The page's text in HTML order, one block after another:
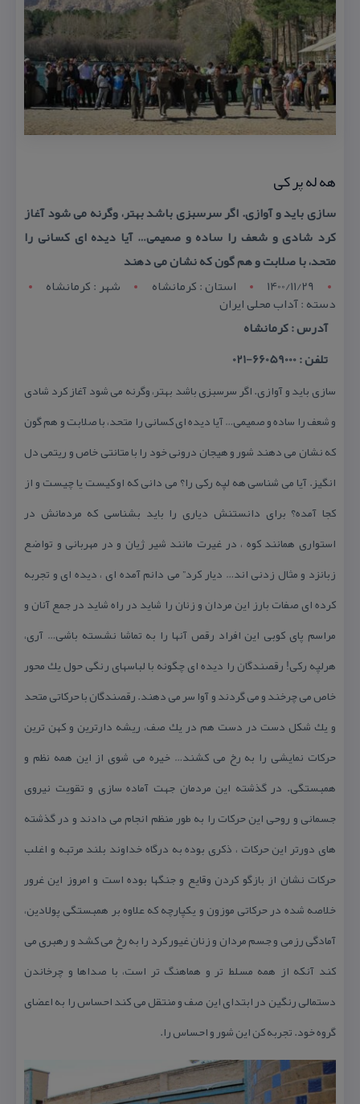
هه له پر كی
سازی باید و آوازی. اگر سرسبزی باشد بهتر، وگرنه می شود آغاز
كرد شادی و شعف را ساده و صمیمی… آیا دیده ای كسانی را
متحد، با صلابت و هم گون كه نشان می دهند
1400/11/29
استان : کرمانشاه شهر : کرمانشاه
دسته : آداب محلی ایران
آدرس : كرمانشاه
تلفن : 66059000-021
سازی باید و آوازی. اگر سرسبزی باشد بهتر، وگرنه می شود آغاز كرد شادی
و شعف را ساده و صمیمی… آیا دیده ای كسانی را متحد، با صلابت و هم گون
كه نشان می دهند شور و هیجان درونی خود را با متانتی خاص و ریتمی دل
انگیز. آیا می شناسی هه لپه ركی را؟ می دانی كه او كیست یا چیست و از
كجا آمده؟ برای دانستنش دیاری را باید بشناسی كه مردمانش در
استواری همانند كوه ، در غیرت مانند شیر ژیان و در مهربانی و تواضع
زبانزد و مثال زدنی اند… دیار كرد” می دانم آمده ای ، دیده ای و تجربه
كرده ای صفات بارز این مردان و زنان را شاید در راه شاید در جمع آنان و
مراسم پای كوبی این افراد رقص آنها را به تماشا نشسته باشی… آری،
هرلپه ركی! رقصندگان را دیده ای چگونه با لباسهای رنگی حول یك محور
خاص می چرخند و می گردند و آوا سر می دهند. رقصندگان با حركاتی متحد
و یك شكل دست در دست هم در یك صف، ریشه دارترین و كهن ترین
حركات نمایشی را به رخ می كشند… خیره می شوی از این همه نظم و
همبستگی. در گذشته این مردمان جهت آماده سازی و تقویت نیروی
جسمانی و روحی این حركات را به طور منظم انجام می دادند و در گذشته
های دورتر این حركات ، ذكری بوده به درگاه خداوند بلند مرتبه و اغلب
حركات نشان از بازگو كردن وقایع و جنگها بوده است و امروز این غرور
خلاصه شده در حركاتی موزون و یكپارچه كه علاوه بر همبستگی پولادین،
آمادگی رزمی و جسم مردان و زنان غیور كرد را به رخ می كشد و رهبری می
كند آنكه از همه مسلط تر و هماهنگ تر است، با صداها و چرخاندن
دستمالی رنگین در ابتدای این صف و منتقل می كند احساس را به اعضای
گروه خود. تجربه كن این شور و احساس را.